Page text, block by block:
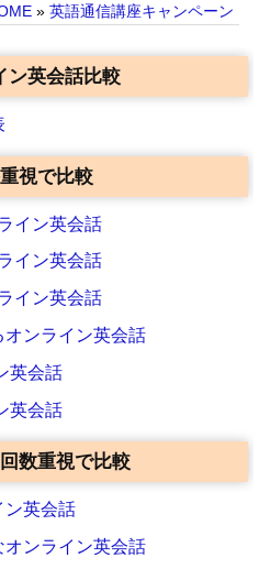
» 英語通信講座キャンペーン
ン英会話比較
視で比較
イン英会話
イン英会話
イン英会話
ンライン英会話
英会話
英会話
数重視で比較
ン英会話
ンライン英会話